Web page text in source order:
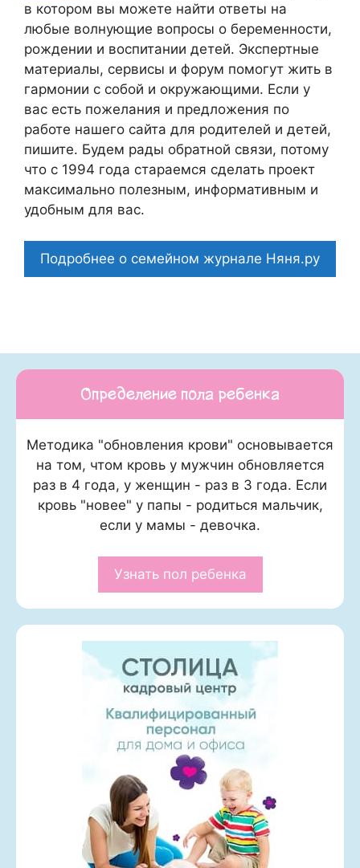
в котором вы можете найти ответы на
любые волнующие вопросы о беременности,
рождении и воспитании детей. Экспертные
материалы, сервисы и форум помогут жить в
гармонии с собой и окружающими. Если у
вас есть пожелания и предложения по
работе нашего сайта для родителей и детей,
пишите. Будем рады обратной связи, потому
что c 1994 года стараемся сделать проект
максимально полезным, информативным и
удобным для вас.
Подробнее о семейном журнале Няня.ру
Определение пола ребенка
Методика "обновления крови" основывается
на том, чтом кровь у мужчин обновляется
раз в 4 года, у женщин - раз в 3 года. Если
кровь "новее" у папы - родиться мальчик,
если у мамы - девочка.
Узнать пол ребенка